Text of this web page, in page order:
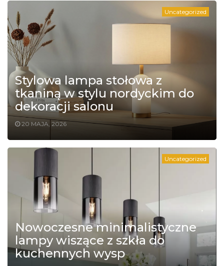
Uncategorized
Stylowa lampa stołowa z
tkaniną w stylu nordyckim do
dekoracji salonu
20 MAJA, 2026
Uncategorized
Nowoczesne minimalistyczne
lampy wiszące z szkła do
kuchennych wysp